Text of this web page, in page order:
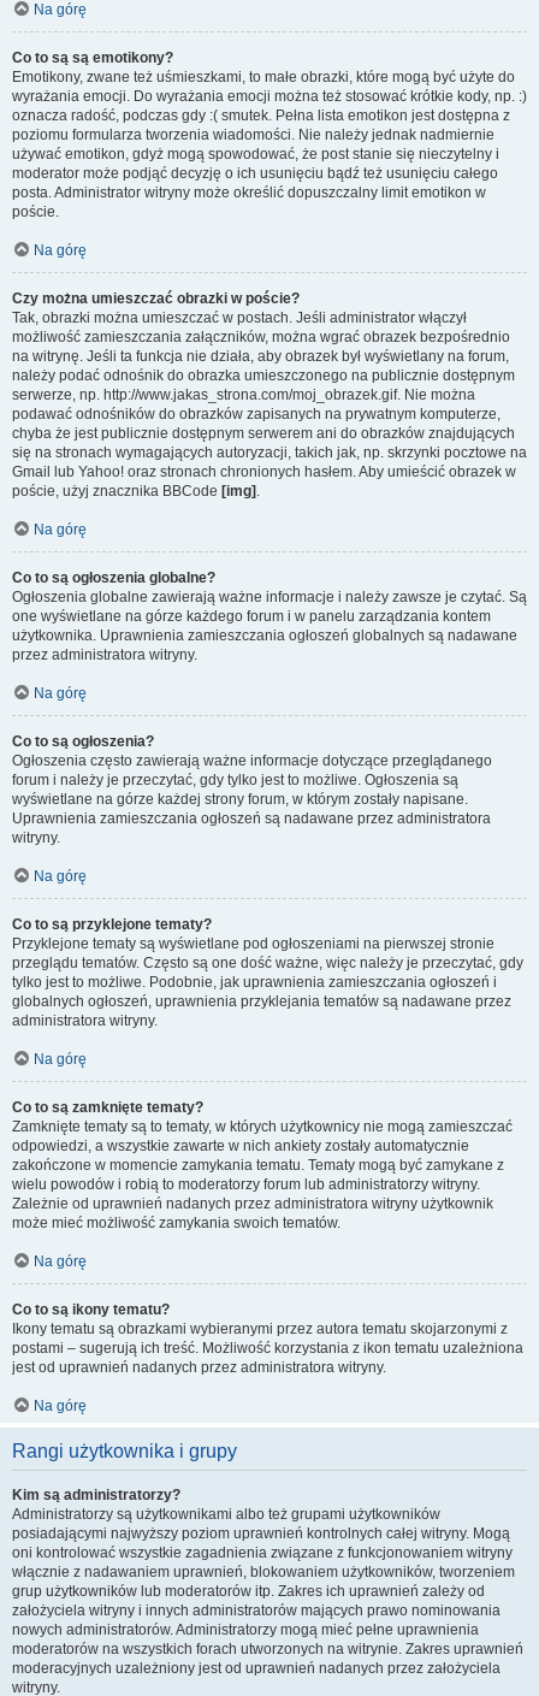
Na górę
Co to są są emotikony?
Emotikony, zwane też uśmieszkami, to małe obrazki, które mogą być użyte do
wyrażania emocji. Do wyrażania emocji można też stosować krótkie kody, np. :)
oznacza radość, podczas gdy :( smutek. Pełna lista emotikon jest dostępna z
poziomu formularza tworzenia wiadomości. Nie należy jednak nadmiernie
używać emotikon, gdyż mogą spowodować, że post stanie się nieczytelny i
moderator może podjąć decyzję o ich usunięciu bądź też usunięciu całego
posta. Administrator witryny może określić dopuszczalny limit emotikon w
poście.
Na górę
Czy można umieszczać obrazki w poście?
Tak, obrazki można umieszczać w postach. Jeśli administrator włączył
możliwość zamieszczania załączników, można wgrać obrazek bezpośrednio
na witrynę. Jeśli ta funkcja nie działa, aby obrazek był wyświetlany na forum,
należy podać odnośnik do obrazka umieszczonego na publicznie dostępnym
serwerze, np. http://www.jakas_strona.com/moj_obrazek.gif. Nie można
podawać odnośników do obrazków zapisanych na prywatnym komputerze,
chyba że jest publicznie dostępnym serwerem ani do obrazków znajdujących
się na stronach wymagających autoryzacji, takich jak, np. skrzynki pocztowe na
Gmail lub Yahoo! oraz stronach chronionych hasłem. Aby umieścić obrazek w
poście, użyj znacznika BBCode [img] .
Na górę
Co to są ogłoszenia globalne?
Ogłoszenia globalne zawierają ważne informacje i należy zawsze je czytać. Są
one wyświetlane na górze każdego forum i w panelu zarządzania kontem
użytkownika. Uprawnienia zamieszczania ogłoszeń globalnych są nadawane
przez administratora witryny.
Na górę
Co to są ogłoszenia?
Ogłoszenia często zawierają ważne informacje dotyczące przeglądanego
forum i należy je przeczytać, gdy tylko jest to możliwe. Ogłoszenia są
wyświetlane na górze każdej strony forum, w którym zostały napisane.
Uprawnienia zamieszczania ogłoszeń są nadawane przez administratora
witryny.
Na górę
Co to są przyklejone tematy?
Przyklejone tematy są wyświetlane pod ogłoszeniami na pierwszej stronie
przeglądu tematów. Często są one dość ważne, więc należy je przeczytać, gdy
tylko jest to możliwe. Podobnie, jak uprawnienia zamieszczania ogłoszeń i
globalnych ogłoszeń, uprawnienia przyklejania tematów są nadawane przez
administratora witryny.
Na górę
Co to są zamknięte tematy?
Zamknięte tematy są to tematy, w których użytkownicy nie mogą zamieszczać
odpowiedzi, a wszystkie zawarte w nich ankiety zostały automatycznie
zakończone w momencie zamykania tematu. Tematy mogą być zamykane z
wielu powodów i robią to moderatorzy forum lub administratorzy witryny.
Zależnie od uprawnień nadanych przez administratora witryny użytkownik
może mieć możliwość zamykania swoich tematów.
Na górę
Co to są ikony tematu?
Ikony tematu są obrazkami wybieranymi przez autora tematu skojarzonymi z
postami – sugerują ich treść. Możliwość korzystania z ikon tematu uzależniona
jest od uprawnień nadanych przez administratora witryny.
Na górę
Rangi użytkownika i grupy
Kim są administratorzy?
Administratorzy są użytkownikami albo też grupami użytkowników
posiadającymi najwyższy poziom uprawnień kontrolnych całej witryny. Mogą
oni kontrolować wszystkie zagadnienia związane z funkcjonowaniem witryny
włącznie z nadawaniem uprawnień, blokowaniem użytkowników, tworzeniem
grup użytkowników lub moderatorów itp. Zakres ich uprawnień zależy od
założyciela witryny i innych administratorów mających prawo nominowania
nowych administratorów. Administratorzy mogą mieć pełne uprawnienia
moderatorów na wszystkich forach utworzonych na witrynie. Zakres uprawnień
moderacyjnych uzależniony jest od uprawnień nadanych przez założyciela
witryny.